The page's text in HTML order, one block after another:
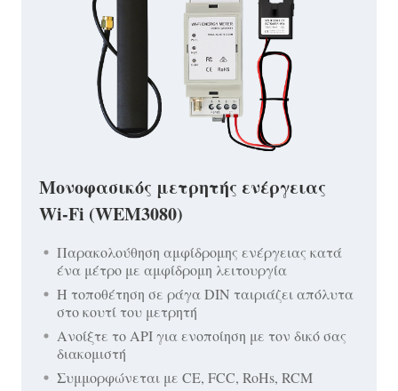
Μονοφασικός μετρητής ενέργειας
Wi-Fi (WEM3080)
Παρακολούθηση αμφίδρομης ενέργειας κατά
ένα μέτρο με αμφίδρομη λειτουργία
Η τοποθέτηση σε ράγα DIN ταιριάζει απόλυτα
στο κουτί του μετρητή
Ανοίξτε το API για ενοποίηση με τον δικό σας
διακομιστή
Συμμορφώνεται με CE, FCC, RoHs, RCM